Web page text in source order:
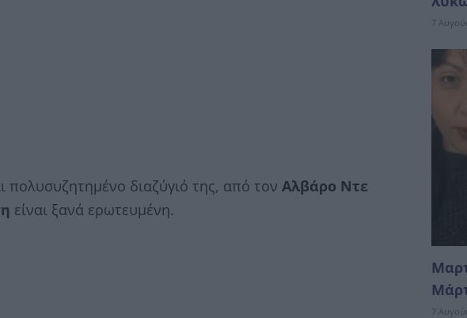
πολυσυζητημένο διαζύγιό της, από τον Αλβάρο Ντε
είναι ξανά ερωτευμένη.
7
7